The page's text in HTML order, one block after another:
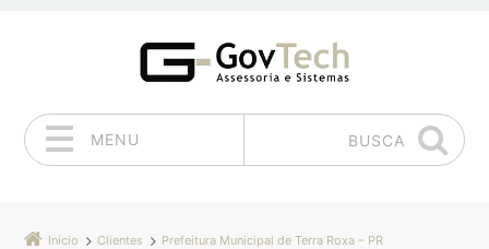
MENU BUSCA
Início Clientes Prefeitura Municipal de Terra Roxa – PR